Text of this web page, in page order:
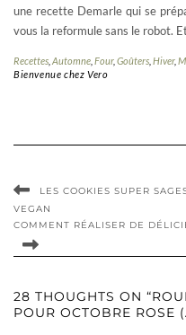
une recette Demarle qui se
vous la reformule sans le robot.
Recettes Automne Four, Goûters Hiver,
Bienvenue chez Vero
LES COOKIES SUPER
VEGAN
COMMENT RÉALISER DE
28 THOUGHTS ON
POUR OCTOBRE ROSE